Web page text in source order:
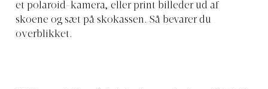
et polaroid-kamera, eller print billeder ud af
skoene og sæt på skokassen. Så bevarer du
overblikket.